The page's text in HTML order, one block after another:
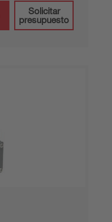
Solicitar
presupuesto